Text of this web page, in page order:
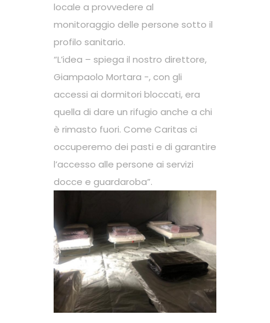
locale a provvedere al
monitoraggio delle persone sotto il
profilo sanitario.
“L’idea – spiega il nostro direttore,
Giampaolo Mortara -, con gli
accessi ai dormitori bloccati, era
quella di dare un rifugio anche a chi
è rimasto fuori. Come Caritas ci
occuperemo dei pasti e di garantire
l’accesso alle persone ai servizi
docce e guardaroba”.